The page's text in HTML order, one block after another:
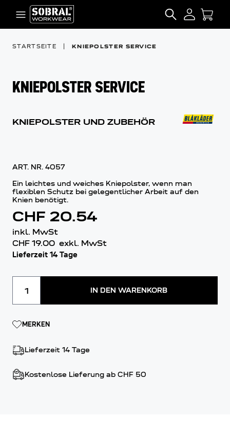
Zum Inhalt springen
SEARCH
STARTSEITE KNIEPOLSTER SERVICE
KNIEPOLSTER SERVICE
KNIEPOLSTER UND ZUBEHÖR
ART. NR. 4057
Ein leichtes und weiches Kniepolster, wenn man
flexiblen Schutz bei gelegentlicher Arbeit auf den
Knien benötigt.
CHF 20.54
inkl. MwSt
CHF 19.00 exkl. MwSt
Lieferzeit 14 Tage
IN DEN WARENKORB
MERKEN
Lieferzeit 14 Tage
Kostenlose Lieferung ab CHF 50